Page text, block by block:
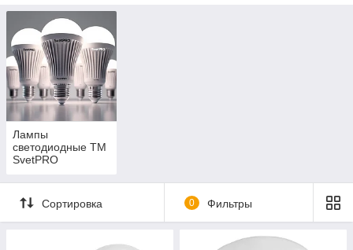
светового потока в люменах, и температуру свечения.
Лампы
светодиодные ТМ
SvetPRO
Сортировка 0 Фильтры